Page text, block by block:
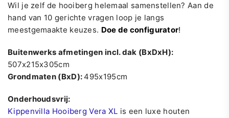
Wil je zelf de hooiberg helemaal samenstellen? Aan de
hand van 10 gerichte vragen loop je langs
meestgemaakte keuzes. Doe de configurator!
Buitenwerks afmetingen incl. dak (BxDxH):
507x215x305cm
Grondmaten (BxD):495x195cm
Onderhoudsvrij:
Kippenvilla Hooiberg Vera XL is een luxe houten